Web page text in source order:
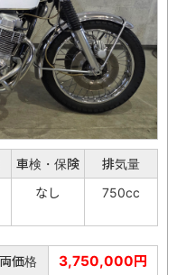
車検・保険
排気量
なし 750cc
価格 3,750,000円